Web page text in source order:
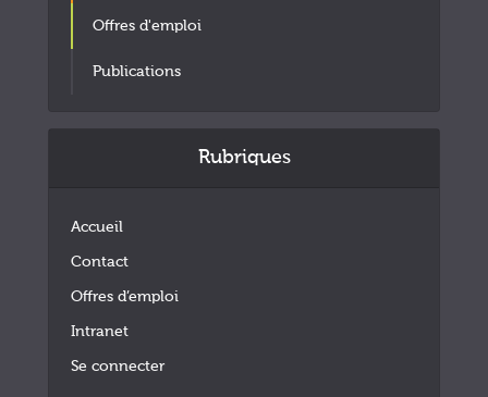
Offres d'emploi
Publications
Rubriques
Accueil
Contact
Offres d’emploi
Intranet
Se connecter